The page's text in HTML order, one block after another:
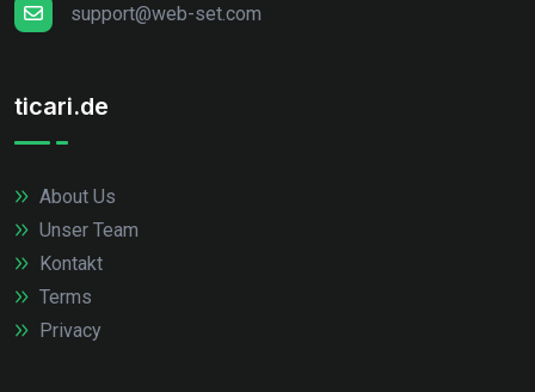
support@web-set.com
ticari.de
About Us
Unser Team
Kontakt
Terms
Privacy